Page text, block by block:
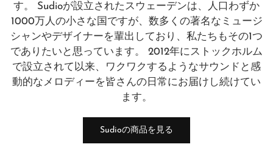
す。 Sudioが設立されたスウェーデンは、人口わずか
1000万人の小さな国ですが、数多くの著名なミュージ
シャンやデザイナーを輩出しており、私たちもその1つ
でありたいと思っています。 2012年にストックホルム
で設立されて以来、ワクワクするようなサウンドと感
動的なメロディーを皆さんの日常にお届けし続けてい
ます。
Sudioの商品を見る